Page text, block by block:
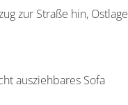
zur Straße hin, Ostlage
ausziehbares Sofa